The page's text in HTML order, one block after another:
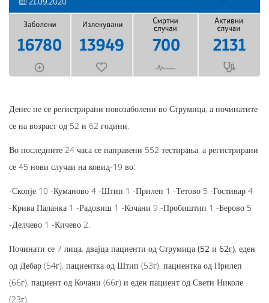
Денес не се регистрирани новозаболени во Струмица, а починатите
се на возраст од 52 и 62 години.
Во последните 24 часа се направени 552 тестирања, а регистрирани
се 45 нови случаи на ковид-19 во:
-Скопје 10 -Куманово 4 -Штип 1 -Прилеп 1 -Тетово 5 -Гостивар 4
-Крива Паланка 1 -Радовиш 1 -Кочани 9 -Пробиштип 1 -Берово 5
-Делчево 1 -Кичево 2.
Починати се 7 лица, двајца пациенти од Струмица (52 и 62г), еден
од Дебар (54г), пациентка од Штип (53г), пациентка од Прилеп
(66г), пациент од Кочани (66г) и еден пациент од Свети Николе
(23г).